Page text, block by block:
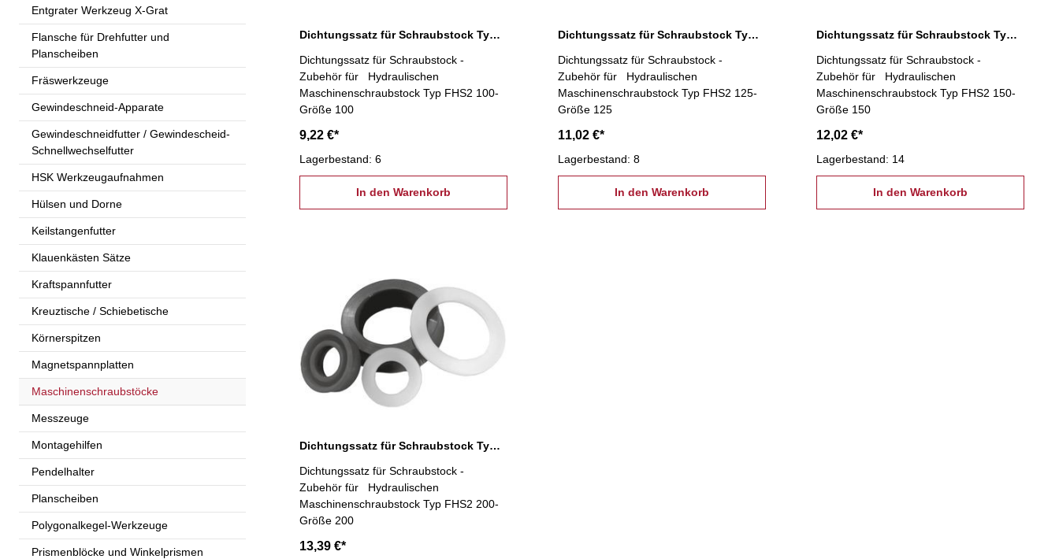
Entgrater Werkzeug X-Grat
Flansche für Drehfutter und
Planscheiben
Fräswerkzeuge
Gewindeschneid-Apparate
Gewindeschneidfutter / Gewindescheid-
Schnellwechselfutter
HSK Werkzeugaufnahmen
Hülsen und Dorne
Keilstangenfutter
Klauenkästen Sätze
Kraftspannfutter
Kreuztische / Schiebetische
Körnerspitzen
Magnetspannplatten
Maschinenschraubstöcke
Messzeuge
Montagehilfen
Pendelhalter
Planscheiben
Polygonalkegel-Werkzeuge
Prismenblöcke und Winkelprismen
Dichtungssatz für Schraubstock Typ FHS2 100
Dichtungssatz für Schraubstock -
Zubehör für Hydraulischen
Maschinenschraubstock Typ FHS2 100-
Größe 100
9,22 €*
Lagerbestand: 6
In den Warenkorb
Dichtungssatz für Schraubstock Typ FHS2 125
Dichtungssatz für Schraubstock -
Zubehör für Hydraulischen
Maschinenschraubstock Typ FHS2 125-
Größe 125
11,02 €*
Lagerbestand: 8
In den Warenkorb
Dichtungssatz für Schraubstock Typ FHS2 150
Dichtungssatz für Schraubstock -
Zubehör für Hydraulischen
Maschinenschraubstock Typ FHS2 150-
Größe 150
12,02 €*
Lagerbestand: 14
In den Warenkorb
Dichtungssatz für Schraubstock Typ FHS2 200
Dichtungssatz für Schraubstock -
Zubehör für Hydraulischen
Maschinenschraubstock Typ FHS2 200-
Größe 200
13,39 €*